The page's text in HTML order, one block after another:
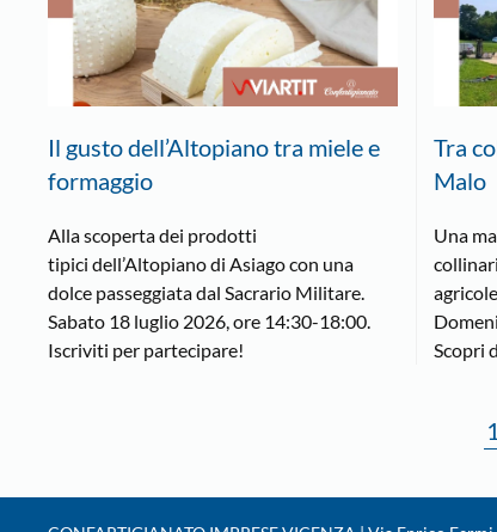
Il gusto dell’Altopiano tra miele e
formaggio
Alla scoperta dei prodotti
tipici dell’Altopiano di Asiago con una
dolce passeggiata dal Sacrario Militare.
Sabato 18 luglio 2026, ore 14:30-18:00.
Iscriviti per partecipare!
Tra
Malo
Una
Scopri